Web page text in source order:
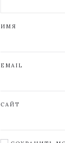
ИМЯ
EMAIL
САЙТ